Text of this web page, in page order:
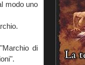
modo uno
di